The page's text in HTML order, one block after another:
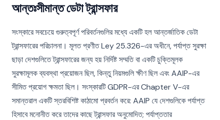
আন্তঃসীমান্ত ডেটা ট্রান্সফার
সংস্কারে সবচেয়ে গুরুত্বপূর্ণ পরিবর্তনগুলির মধ্যে একটি হল আন্তর্জাতিক ডেটা
ট্রান্সফারের পরিচালনা। মূলত প্রণীত Ley 25.326-এর অধীনে, পর্যাপ্ত সুরক্ষা
ছাড়া দেশগুলিতে ট্রান্সফারের জন্য হয় নির্দিষ্ট সম্মতি বা একটি চুক্তিমূলক
সুরক্ষামূলক ব্যবস্থা প্রয়োজন ছিল, কিন্তু নিয়মগুলি ক্ষীণ ছিল এবং AAIP-এর
সীমিত প্রয়োগ ক্ষমতা ছিল। সংস্কারটি GDPR-এর Chapter V-এর
সমান্তরাল একটি স্তরবিশিষ্ট কাঠামো প্রবর্তন করে: AAIP যে দেশগুলিকে পর্যাপ্ত
হিসাবে মনোনীত করে তাদের কাছে ট্রান্সফার অনুমোদিত; পর্যাপ্ততার